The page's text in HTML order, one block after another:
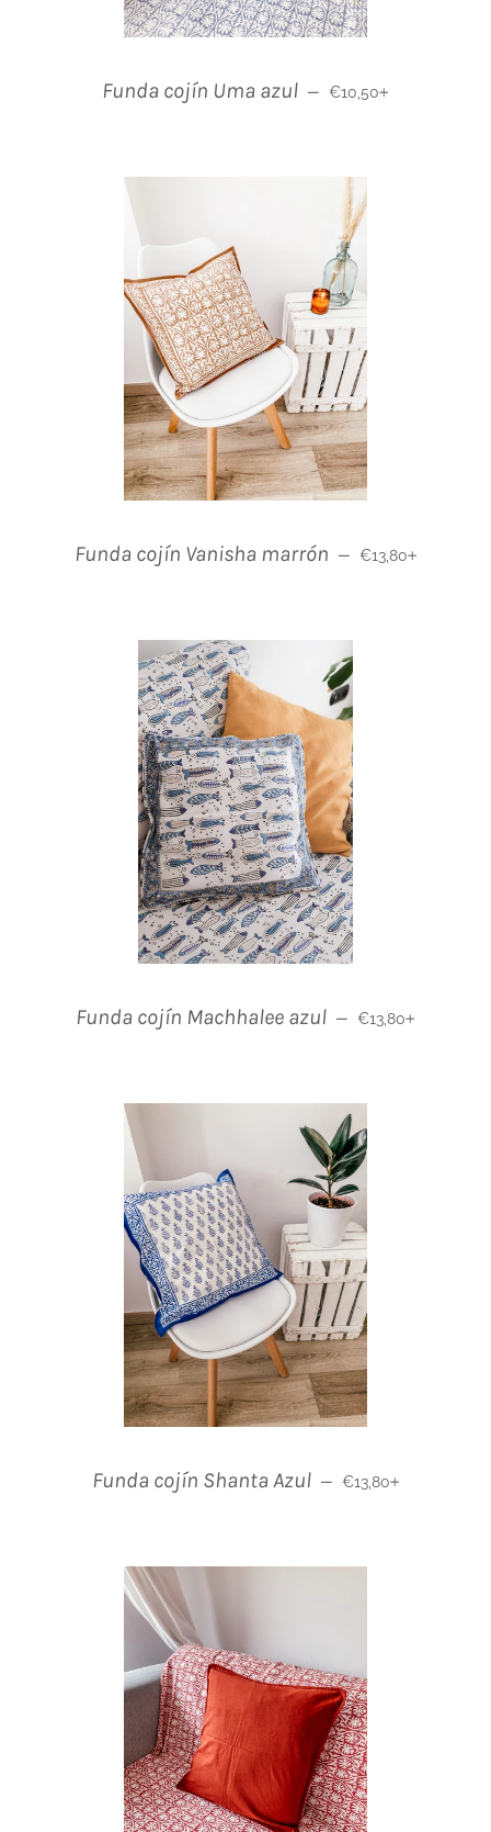
Funda cojín Uma azul — Normaler Preis
€10,50
Funda cojín Vanisha marrón — Normaler Preis
€13,80
Funda cojín Machhalee azul — Normaler Preis
€13,80
Funda cojín Shanta Azul — Normaler Preis
€13,80